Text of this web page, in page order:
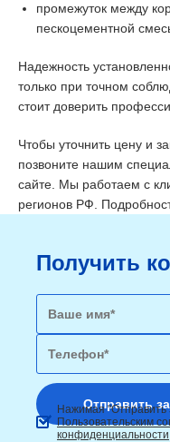
промежуток между
пескоцементной
Надежность
только при точном
стоит доверить
Чтобы уточнить цену и
позвоните нашим
сайте. Мы работаем с
регионов РФ.
Получить
Нажимая "Отправить
Пользовательским
конфиденциальности